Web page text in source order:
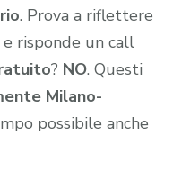
. Prova a riflettere
risponde un call
? NO. Questi
Milano-
possibile anche